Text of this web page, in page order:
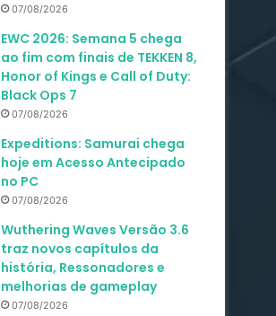
07/08/2026
EWC 2026: Semana 5 chega
ao fim com finais de TEKKEN 8,
Honor of Kings e Call of Duty:
Black Ops 7
07/08/2026
Expeditions: Samurai chega
hoje em Acesso Antecipado
no PC
07/08/2026
Wuthering Waves Versão 3.6
traz novos capítulos da
história, Ressonadores e
melhorias de gameplay
07/08/2026